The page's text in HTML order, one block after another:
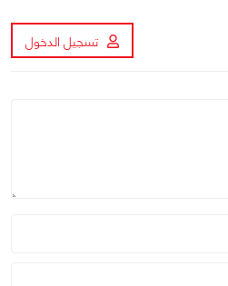
تسجيل الدخول